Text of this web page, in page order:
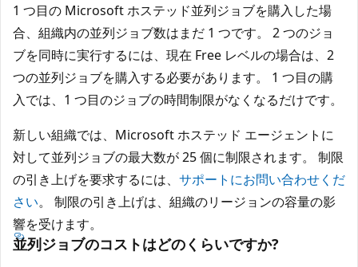
1 つ目の Microsoft ホステッド並列ジョブを購入した場
合、組織内の並列ジョブ数はまだ 1 つです。 2 つのジョ
ブを同時に実行するには、現在 Free レベルの場合は、2
つの並列ジョブを購入する必要があります。 1 つ目の購
入では、1 つ目のジョブの時間制限がなくなるだけです。
新しい組織では、Microsoft ホステッド エージェントに
対して並列ジョブの最大数が 25 個に制限されます。 制限
の引き上げを要求するには、 サポートにお問い合わせくだ
さい。 制限の引き上げは、組織のリージョンの容量の影
響を受けます。
並列ジョブのコストはどのくらいですか?